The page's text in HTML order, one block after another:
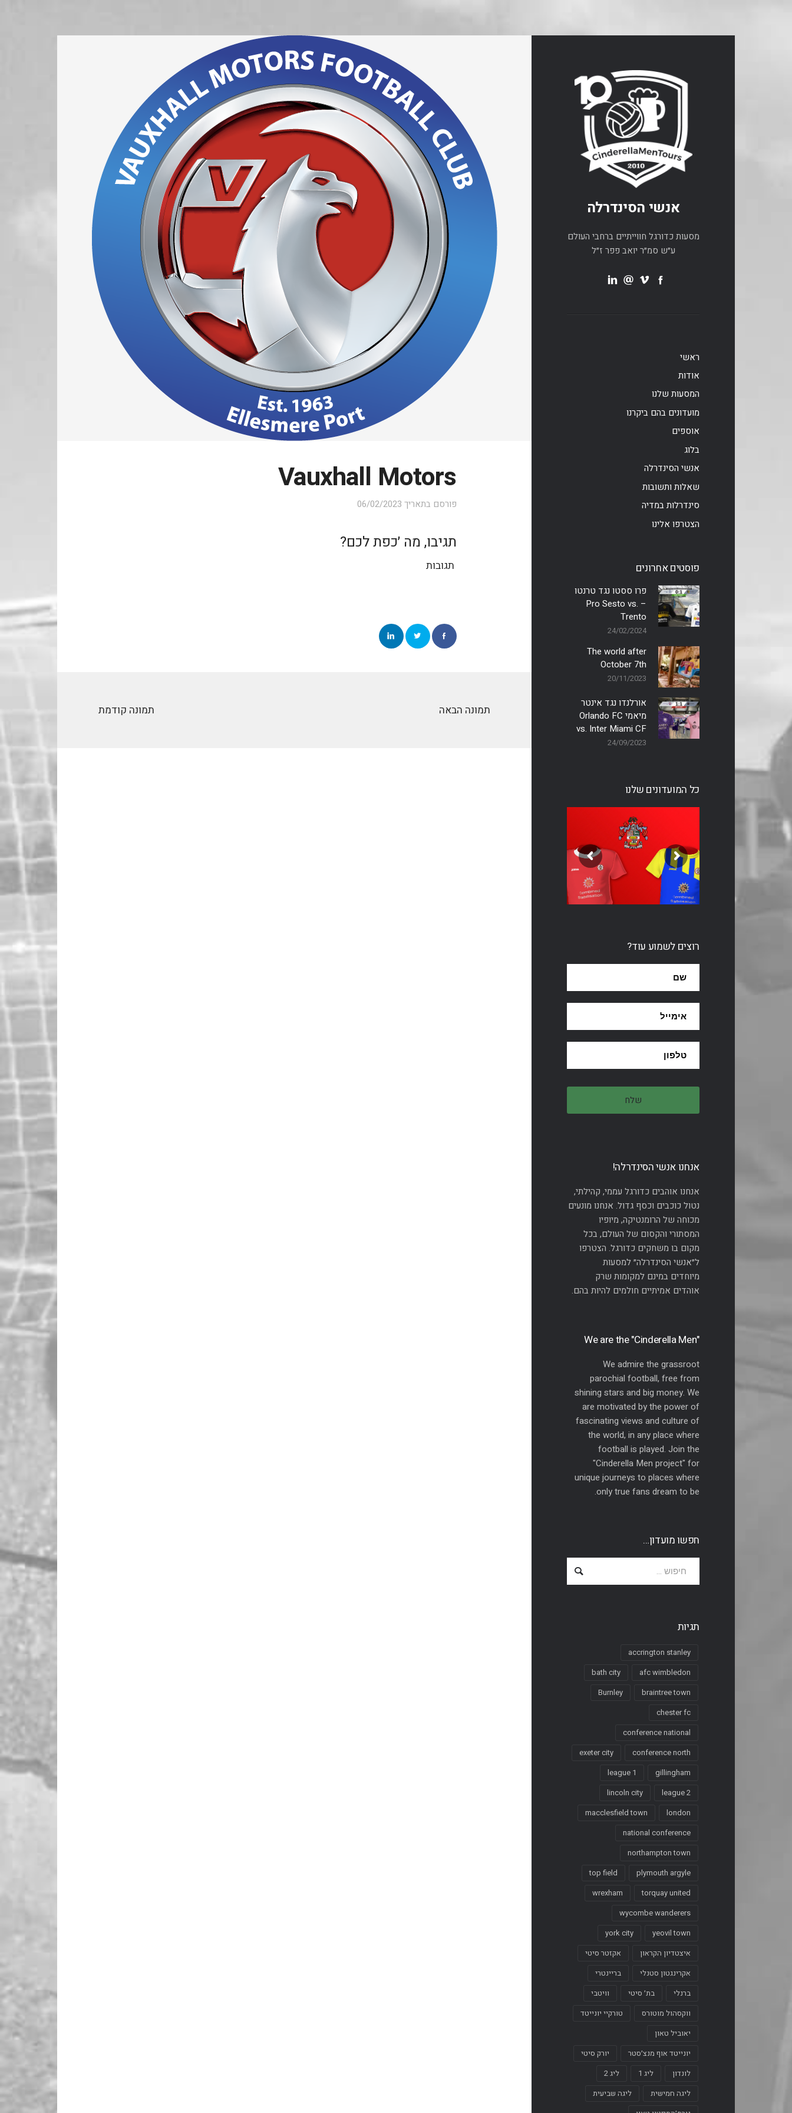
אנשי הסינדרלה
מסעות כדורגל חווייתיים ברחבי העולם
ע״ש סמ״ר יואב פפר ז״ל
ראשי
אודות
המסעות שלנו
מועדונים בהם ביקרנו
אוספים
בלוג
אנשי הסינדרלה
שאלות ותשובות
סינדרלות במדיה
הצטרפו אלינו
פוסטים אחרונים
פרו ססטו נגד טרנטו
– Pro Sesto vs.
Trento
24/02/2024
The world after
October 7th
20/11/2023
אורלנדו נגד אינטר
מיאמי Orlando FC
vs. Inter Miami CF
24/09/2023
כל המועדונים שלנו
רוצים לשמוע עוד?
אנחנו אנשי הסינדרלה!
אנחנו אוהבים כדורגל עממי, קהילתי,
נטול כוכבים וכסף גדול. אנחנו מונעים
מכוחה של הרומנטיקה, מיופיו
המסתורי והקסום של העולם, בכל
מקום בו משחקים כדורגל. הצטרפו
ל״אנשי הסינדרלה״ למסעות
מיוחדים במינם למקומות שרק
אוהדים אמיתיים חולמים להיות בהם.
"We are the "Cinderella Men
We admire the grassroot
parochial football, free from
shining stars and big money. We
are motivated by the power of
fascinating views and culture of
the world, in any place where
football is played. Join the
"Cinderella Men project" for
unique journeys to places where
only true fans dream to be.
חפשו מועדון…
תגיות
accrington stanley
afc wimbledon
bath city
braintree town
Burnley
chester fc
conference national
conference north
exeter city
gillingham
league 1
league 2
lincoln city
london
macclesfield town
national conference
northampton town
plymouth argyle
top field
torquay united
wrexham
wycombe wanderers
yeovil town
york city
איצטדיון הקראון
אקזטר סיטי
אקרינגטון סטנלי
בריינטרי
ברנלי
בת׳ סיטי
וויטבי
ווקסהול מוטורס
טורקיי יונייטד
יאוביל טאון
יונייטד אוף מנצ׳סטר
יורק סיטי
לונדון
ליג 1
ליג 2
ליגה חמישית
ליגה שביעית
Vauxhall Motors
פורסם בתאריך 06/02/2023
תגיבו, מה ׳כפת לכם?
תגובות
תמונה קודמת תמונה הבאה